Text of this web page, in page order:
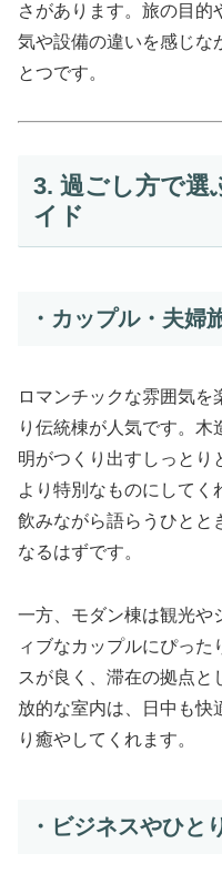
さがあります。旅の目的
気や設備の違いを感じな
とつです。
3. 過ごし方で選
イド
・カップル・夫婦
ロマンチックな雰囲気
り伝統棟が人気です。木
明がつくり出すしっとり
より特別なものにしてく
飲みながら語らうひとと
なるはずです。
一方、モダン棟は観光や
ィブなカップルにぴっ
スが良く、滞在の拠点と
放的な室内は、日中も快
り癒やしてくれます。
・ビジネスやひと